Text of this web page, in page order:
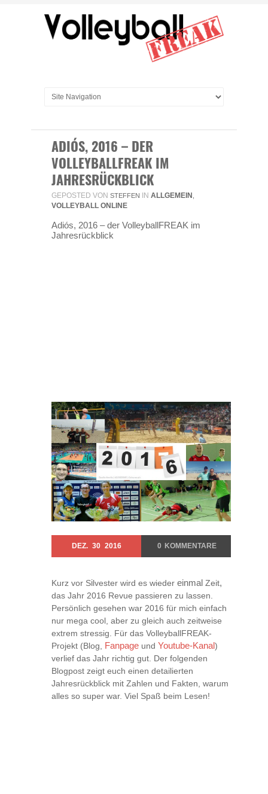
ADIÓS, 2016 – DER
VOLLEYBALLFREAK IM
JAHRESRÜCKBLICK
GEPOSTED VON STEFFEN IN ALLGEMEIN
VOLLEYBALL ONLINE
Adiós, 2016 – der VolleyballFREAK im
Jahresrückblick
DEZ. 30 2016 0 KOMMENTARE
Kurz vor Silvester wird es wieder einmal Zeit,
das Jahr 2016 Revue passieren zu lassen.
Persönlich gesehen war 2016 für mich einfach
nur mega cool, aber zu gleich auch zeitweise
extrem stressig. Für das VolleyballFREAK-
Projekt (Blog,
Fanpage und Youtube-Kanal)
verlief das Jahr richtig gut. Der folgenden
Blogpost zeigt euch einen detailierten
Jahresrückblick mit Zahlen und Fakten, warum
alles so super war. Viel Spaß beim Lesen!